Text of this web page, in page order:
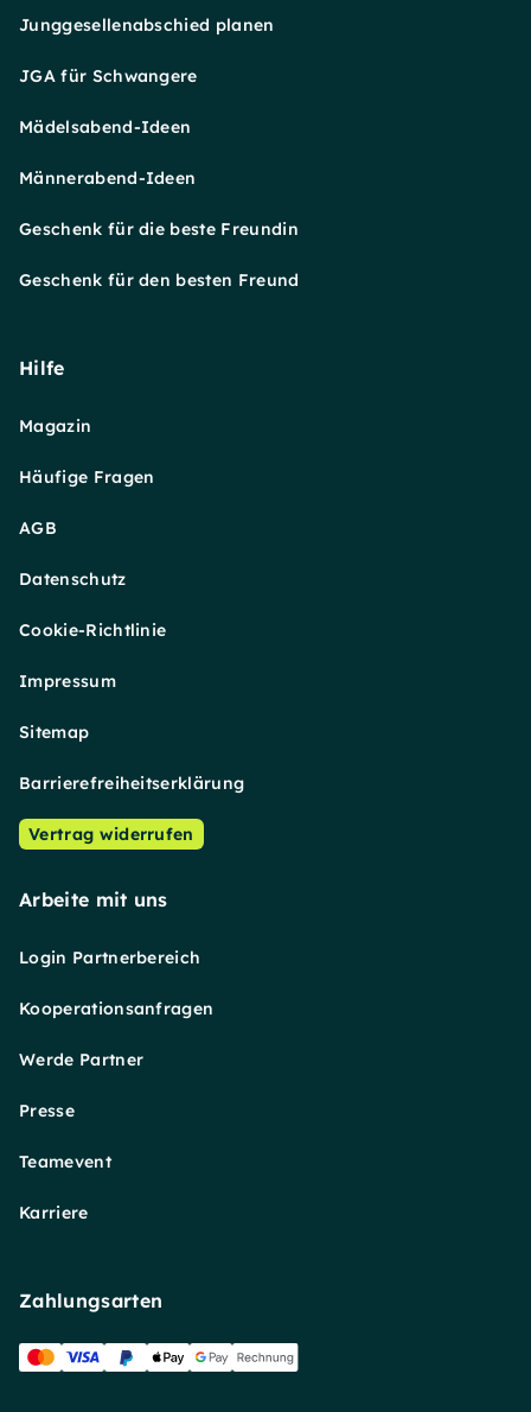
Junggesellenabschied planen
JGA für Schwangere
Mädelsabend-Ideen
Männerabend-Ideen
Geschenk für die beste Freundin
Geschenk für den besten Freund
Hilfe
Magazin
Häufige Fragen
AGB
Datenschutz
Cookie-Richtlinie
Impressum
Sitemap
Barrierefreiheitserklärung
Vertrag widerrufen
Arbeite mit uns
Login Partnerbereich
Kooperationsanfragen
Werde Partner
Presse
Teamevent
Karriere
Zahlungsarten